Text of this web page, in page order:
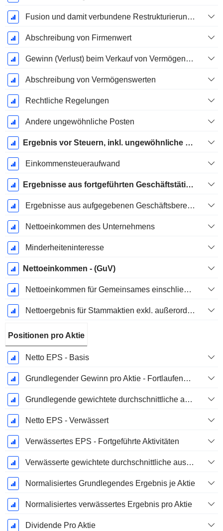
Fusion und damit verbundene Restrukturierungskosten
Abschreibung von Firmenwert
Gewinn (Verlust) beim Verkauf von Vermögenswerten
Abschreibung von Vermögenswerten
Rechtliche Regelungen
Andere ungewöhnliche Posten
Ergebnis vor Steuern, inkl. ungewöhnliche Posten
Einkommensteueraufwand
Ergebnisse aus fortgeführten Geschäftstätigkeiten
Ergebnisse aus aufgegebenen Geschäftsbereichen
Nettoeinkommen des Unternehmens
Minderheiteninteresse
Nettoeinkommen - (GuV)
Nettoeinkommen für Gemeinsames einschließlich außerordentlicher Posten
Nettoergebnis für Stammaktien exkl. außerordentliche Posten
Positionen pro Aktie
Netto EPS - Basis
Grundlegender Gewinn pro Aktie - Fortlaufende Geschäftstätigkeit
Grundlegende gewichtete durchschnittliche ausstehende Aktien
Netto EPS - Verwässert
Verwässertes EPS - Fortgeführte Aktivitäten
Verwässerte gewichtete durchschnittliche ausstehende Aktien
Normalisiertes Grundlegendes Ergebnis je Aktie
Normalisiertes verwässertes Ergebnis pro Aktie
Dividende Pro Aktie